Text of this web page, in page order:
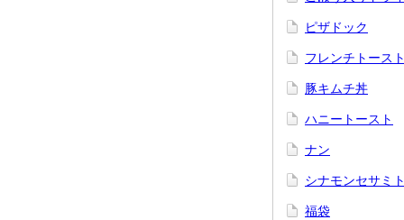
ピザドック
フレンチトースト
豚キムチ丼
ハニートースト
ナン
シナモンセサミ
福袋